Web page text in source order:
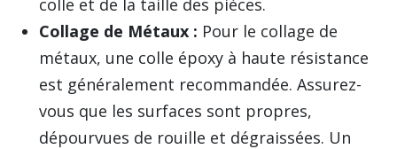
colle et de la taille des pièces.
Collage de Métaux : Pour le collage de
métaux, une colle époxy à haute résistance
est généralement recommandée. Assurez-
vous que les surfaces sont propres,
dépourvues de rouille et dégraissées. Un